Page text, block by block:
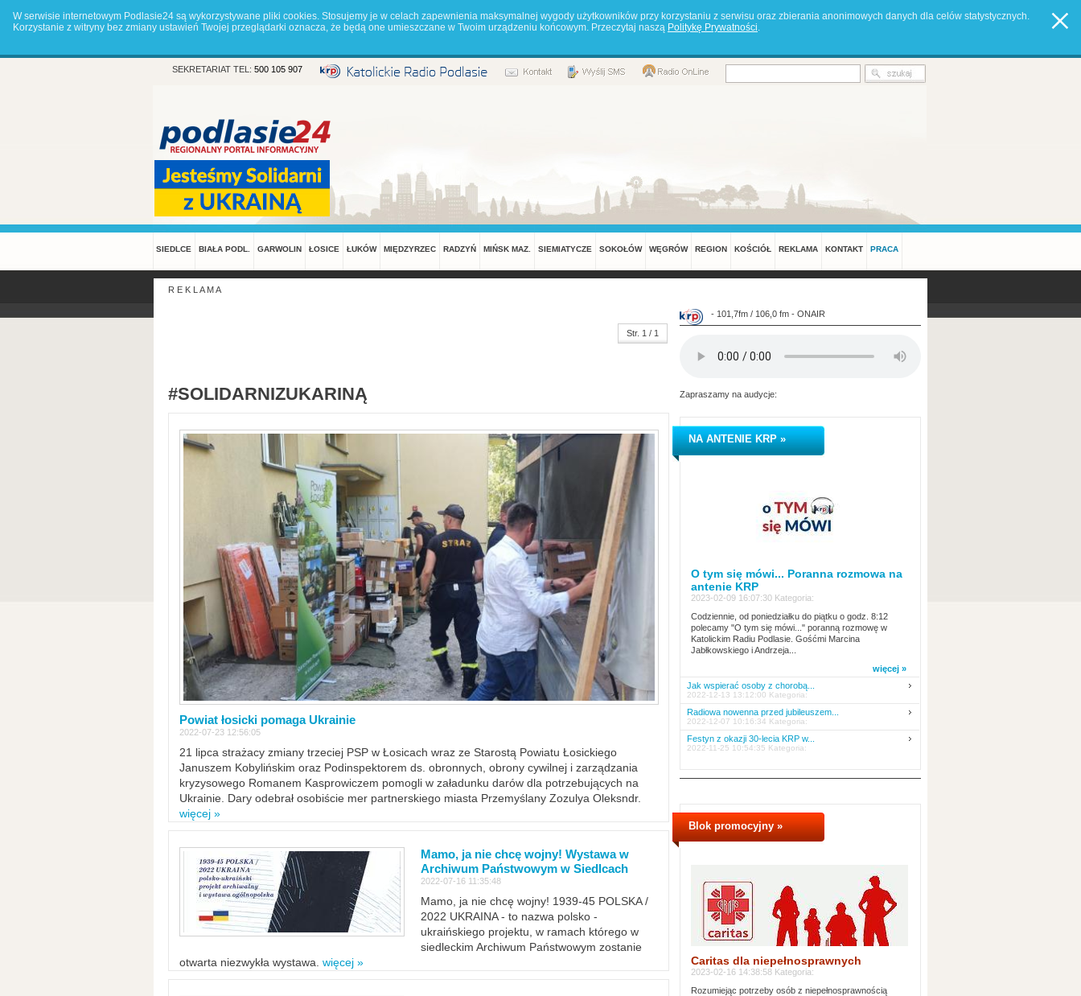
W serwisie internetowym Podlasie24 są wykorzystywane pliki cookies. Stosujemy je w celach zapewnienia maksymalnej wygody użytkowników przy korzystaniu z serwisu oraz zbierania anonimowych danych dla celów statystycznych.
Korzystanie z witryny bez zmiany ustawień Twojej przeglądarki oznacza, że będą one umieszczane w Twoim urządzeniu końcowym. Przeczytaj naszą Politykę Prywatności.
SEKRETARIAT TEL: 500 105 907
SIEDLCE BIAŁA PODL. GARWOLIN ŁOSICE ŁUKÓW MIĘDZYRZEC RADZYŃ MIŃSK MAZ. SIEMIATYCZE SOKOŁÓW WĘGRÓW REGION KOŚCIÓŁ REKLAMA KONTAKT PRACA
R E K L A M A
Str. 1 / 1
#SOLIDARNIZUKARINĄ
Powiat łosicki pomaga Ukrainie
2022-07-23 12:56:05
21 lipca strażacy zmiany trzeciej PSP w Łosicach wraz ze Starostą Powiatu Łosickiego
Januszem Kobylińskim oraz Podinspektorem ds. obronnych, obrony cywilnej i zarządzania
kryzysowego Romanem Kasprowiczem pomogli w załadunku darów dla potrzebujących na
Ukrainie. Dary odebrał osobiście mer partnerskiego miasta Przemyślany Zozulya Oleksndr.
więcej »
Mamo, ja nie chcę wojny! Wystawa w
Archiwum Państwowym w Siedlcach
2022-07-16 11:35:48
Mamo, ja nie chcę wojny! 1939-45 POLSKA /
2022 UKRAINA - to nazwa polsko -
ukraińskiego projektu, w ramach którego w
siedleckim Archiwum Państwowym zostanie
otwarta niezwykła wystawa. więcej »
- 101,7fm / 106,0 fm - ONAIR
Zapraszamy na audycje:
NA ANTENIE KRP »
O tym się mówi... Poranna rozmowa na
antenie KRP
2023-02-09 16:07:30 Kategoria:
Codziennie, od poniedziałku do piątku o godz. 8:12
polecamy "O tym się mówi..." poranną rozmowę w
Katolickim Radiu Podlasie. Gośćmi Marcina
Jabłkowskiego i Andrzeja...
więcej »
Jak wspierać osoby z chorobą...
2022-12-13 13:12:00 Kategoria:
Radiowa nowenna przed jubileuszem...
2022-12-07 10:16:34 Kategoria:
Festyn z okazji 30-lecia KRP w...
2022-11-25 10:54:35 Kategoria:
Blok promocyjny »
Caritas dla niepełnosprawnych
2023-02-16 14:38:58 Kategoria:
Rozumiejąc potrzeby osób z niepełnosprawnością